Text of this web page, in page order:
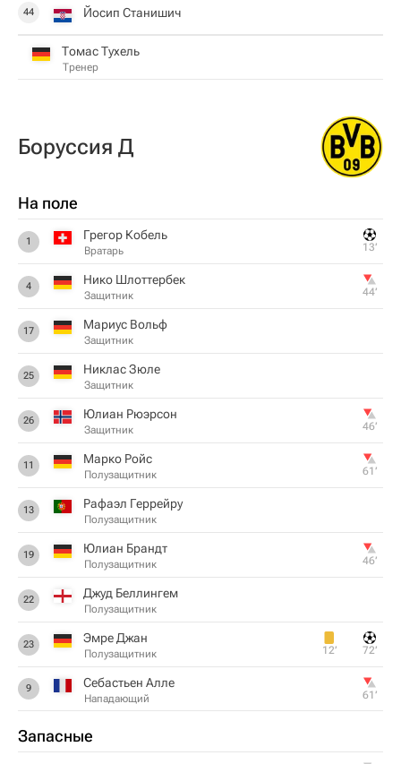
44 Йосип Станишич
Томас Тухель
Тренер
Боруссия Д
На поле
1 Грегор Кобель
Вратарь 13‎’‎
4 Нико Шлоттербек
Защитник 44‎’‎
17 Мариус Вольф
Защитник
25 Никлас Зюле
Защитник
26 Юлиан Рюэрсон
Защитник 46‎’‎
11 Марко Ройс
Полузащитник 61‎’‎
13 Рафаэл Геррейру
Полузащитник
19 Юлиан Брандт
Полузащитник 46‎’‎
22 Джуд Беллингем
Полузащитник
23 Эмре Джан
Полузащитник 12‎’‎ 72‎’‎
9 Себастьен Алле
Нападающий 61‎’‎
Запасные